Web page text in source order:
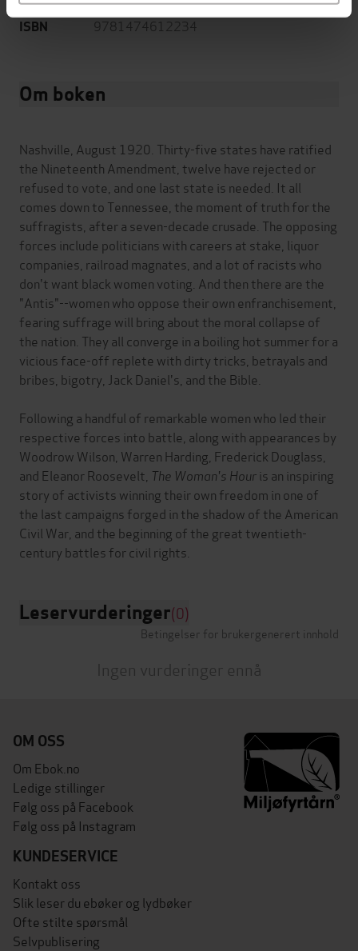
ISBN 9781474612234
Om boken
Nashville, August 1920. Thirty-five states have ratified
the Nineteenth Amendment, twelve have rejected or
refused to vote, and one last state is needed. It all
comes down to Tennessee, the moment of truth for the
suffragists, after a seven-decade crusade. The opposing
forces include politicians with careers at stake, liquor
companies, railroad magnates, and a lot of racists who
don't want black women voting. And then there are the
"Antis"--women who oppose their own enfranchisement,
fearing suffrage will bring about the moral collapse of
the nation. They all converge in a boiling hot summer for a
vicious face-off replete with dirty tricks, betrayals and
bribes, bigotry, Jack Daniel's, and the Bible.
Following a handful of remarkable women who led their
respective forces into battle, along with appearances by
Woodrow Wilson, Warren Harding, Frederick Douglass,
and Eleanor Roosevelt, The Woman's Houris an inspiring
story of activists winning their own freedom in one of
the last campaigns forged in the shadow of the American
Civil War, and the beginning of the great twentieth-
Leservurderinger(0)
Betingelser for brukergenerert innhold
Ingen vurderinger ennå
OM OSS
Om Ebok.no
Ledige stillinger
Følg oss på Facebook
Følg oss på Instagram
KUNDESERVICE
Kontakt oss
Slik leser du ebøker og lydbøker
Ofte stilte spørsmål
Selvpublisering